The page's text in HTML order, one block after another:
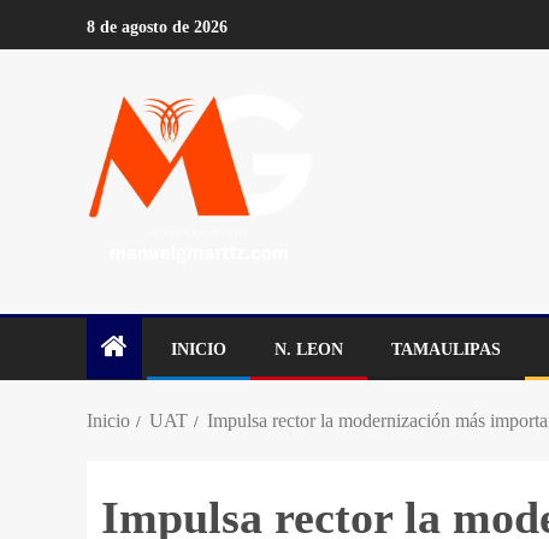
8 de agosto de 2026
INICIO N. LEON TAMAULIPAS
Inicio UAT Impulsa rector la modernización más
Impulsa rector la